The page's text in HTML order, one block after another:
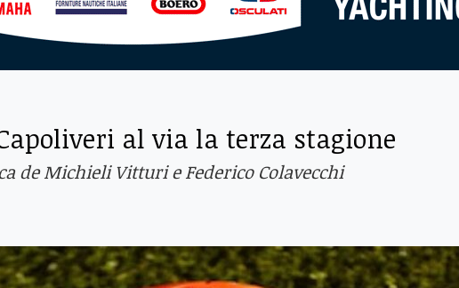
al via la terza stagione
de Michieli Vitturi e Federico Colavecchi